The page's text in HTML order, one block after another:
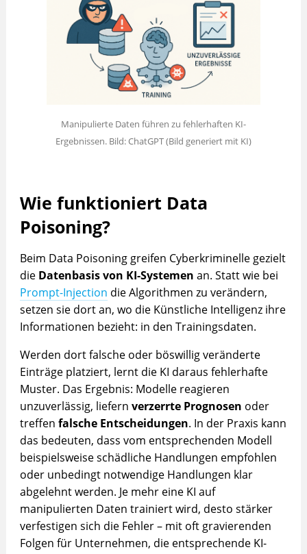
Manipulierte Daten führen zu fehlerhaften KI-
Ergebnissen. Bild: ChatGPT (Bild generiert mit KI)
Wie funktioniert Data
Poisoning?
Beim Data Poisoning greifen Cyberkriminelle gezielt
die Datenbasis von KI-Systemen an. Statt wie bei
Prompt-Injection die Algorithmen zu verändern,
setzen sie dort an, wo die Künstliche Intelligenz ihre
Informationen bezieht: in den Trainingsdaten.
Werden dort falsche oder böswillig veränderte
Einträge platziert, lernt die KI daraus fehlerhafte
Muster. Das Ergebnis: Modelle reagieren
unzuverlässig, liefern verzerrte Prognosen oder
treffen falsche Entscheidungen. In der Praxis kann
das bedeuten, dass vom entsprechenden Modell
beispielsweise schädliche Handlungen empfohlen
oder unbedingt notwendige Handlungen klar
abgelehnt werden. Je mehr eine KI auf
manipulierten Daten trainiert wird, desto stärker
verfestigen sich die Fehler – mit oft gravierenden
Folgen für Unternehmen, die entsprechende KI-